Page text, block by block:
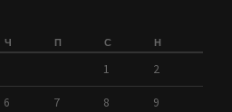
Ч П С Н
1 2
6 7 8 9